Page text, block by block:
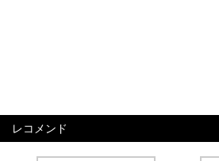
レコメンド